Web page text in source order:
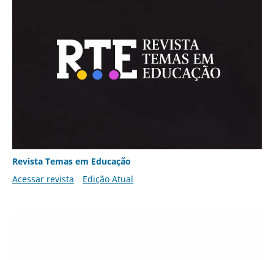
Revista Temas em Educação
Acessar revista
Edição Atual